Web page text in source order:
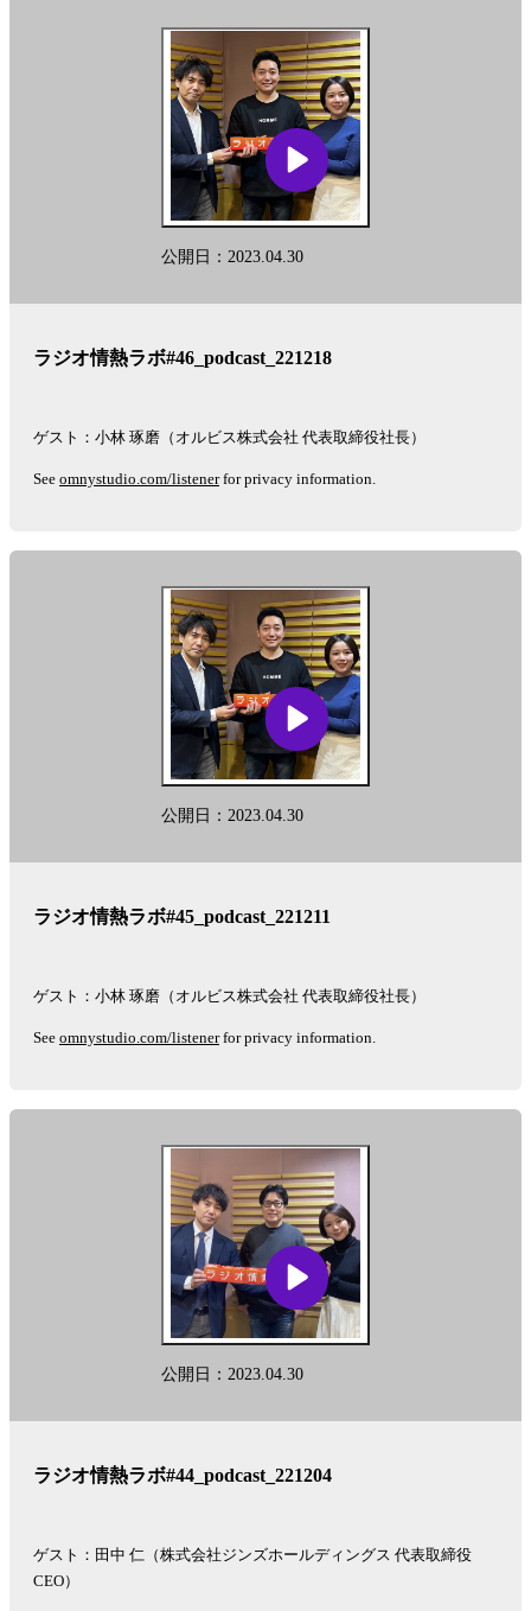
公開日：2023.04.30
ラジオ情熱ラボ#46_podcast_221218
ゲスト：小林 琢磨（オルビス株式会社 代表取締役社長）
See omnystudio.com/listenerfor privacy information.
公開日：2023.04.30
ラジオ情熱ラボ#45_podcast_221211
ゲスト：小林 琢磨（オルビス株式会社 代表取締役社長）
See omnystudio.com/listenerfor privacy information.
公開日：2023.04.30
ラジオ情熱ラボ#44_podcast_221204
ゲスト：田中 仁（株式会社ジンズホールディングス 代表取締役
CEO）